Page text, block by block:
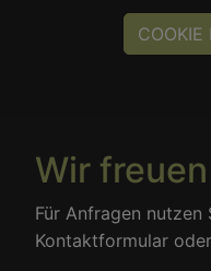
COOKIE
Wir
Für Anfragen nutzen
Kontaktformular